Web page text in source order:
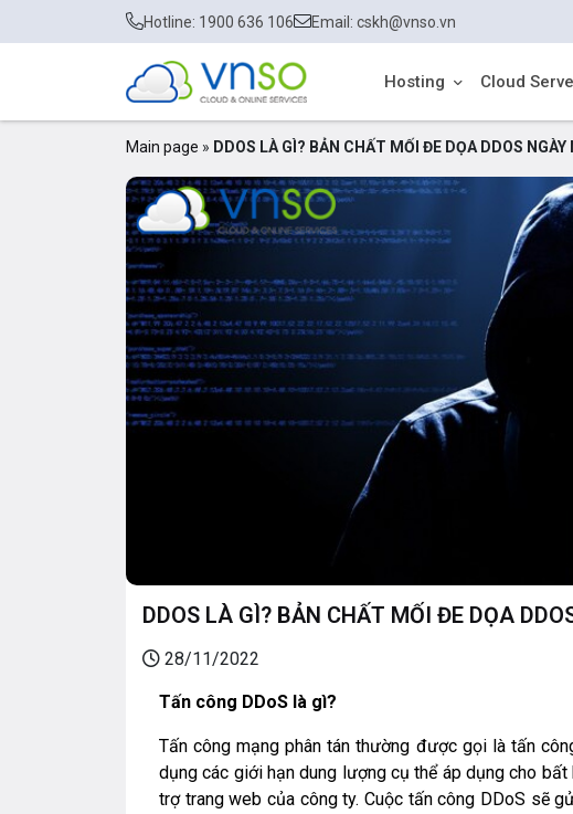
Hotline: 1900 636 106 Email: cskh@vnso.vn
Hosting Cloud
Main page » DDOS LÀ GÌ? BẢN CHẤT MỐI ĐE DỌA DDOS NGÀY
DDOS LÀ GÌ? BẢN CHẤT MỐI ĐE DỌA
28/11/2022
Tấn công DDoS là gì?
Tấn công mạng phân tán thường được gọi là tấn
dụng các giới hạn dung lượng cụ thể áp dụng cho
trợ trang web của công ty. Cuộc tấn công DDoS sẽ